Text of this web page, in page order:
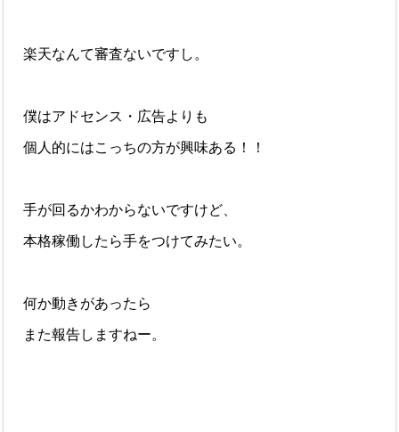
楽天なんて審査ないですし。
僕はアドセンス・広告よりも
個人的にはこっちの方が興味ある！！
手が回るかわからないですけど、
本格稼働したら手をつけてみたい。
何か動きがあったら
また報告しますねー。